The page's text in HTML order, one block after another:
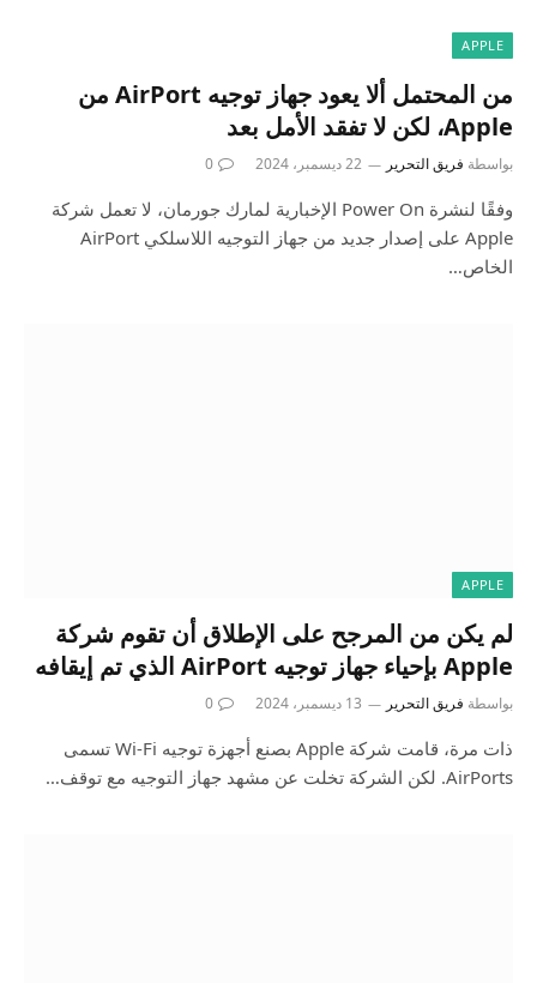
APPLE
من المحتمل ألا يعود جهاز توجيه AirPort من
Apple، لكن لا تفقد الأمل بعد
بواسطة فريق التحرير 22 ديسمبر، 2024 0
وفقًا لنشرة Power On الإخبارية لمارك جورمان، لا تعمل شركة
Apple على إصدار جديد من جهاز التوجيه اللاسلكي AirPort
الخاص…
APPLE
لم يكن من المرجح على الإطلاق أن تقوم شركة
Apple بإحياء جهاز توجيه AirPort الذي تم إيقافه
بواسطة فريق التحرير 13 ديسمبر، 2024 0
ذات مرة، قامت شركة Apple بصنع أجهزة توجيه Wi-Fi تسمى
AirPorts. لكن الشركة تخلت عن مشهد جهاز التوجيه مع توقف…